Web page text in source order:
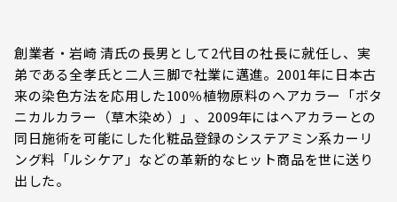
創業者・岩崎 清氏の長男として2代目の社長に就任し、実
弟である全孝氏と二人三脚で社業に邁進。2001年に日本古
来の染色方法を応用した100％植物原料のヘアカラー「ボタ
ニカルカラー（草木染め）」、2009年にはヘアカラーとの
同日施術を可能にした化粧品登録のシステアミン系カーリ
ング料「ルシケア」などの革新的なヒット商品を世に送り
出した。